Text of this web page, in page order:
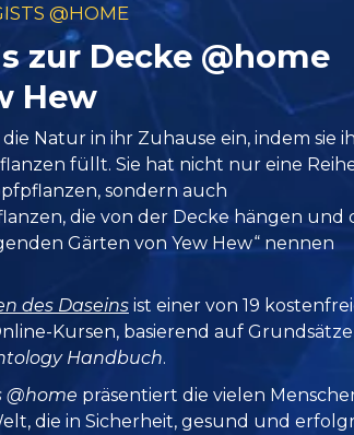
@HOME
zur Decke @home
Hew
Natur in ihr Zuhause ein, indem sie
füllt. Sie hat nicht nur eine
sondern auch
die von der Decke hängen und
Gärten von Yew Hew“ nennen
des Daseins ist einer von 19
Kursen, basierend auf
Handbuch.
@home präsentiert die vielen
die in Sicherheit, gesund und